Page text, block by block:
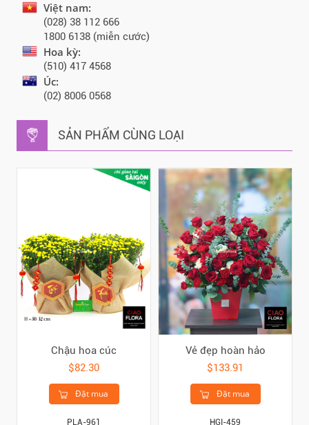
Việt nam:
(028) 38 112 666
1800 6138 (miễn cước)
Hoa kỳ:
(510) 417 4568
Úc:
(02) 8006 0568
SẢN PHẨM CÙNG LOẠI
Chậu hoa cúc
$82.30
Đặt mua
PLA-961
Vẻ đẹp hoàn hảo
$133.91
Đặt mua
HGI-459